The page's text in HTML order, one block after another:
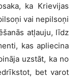
ka Krievijas
vai nepilsoņi
atļauju, līdz
kas apliecina
uzstāt, ka no
bet varot